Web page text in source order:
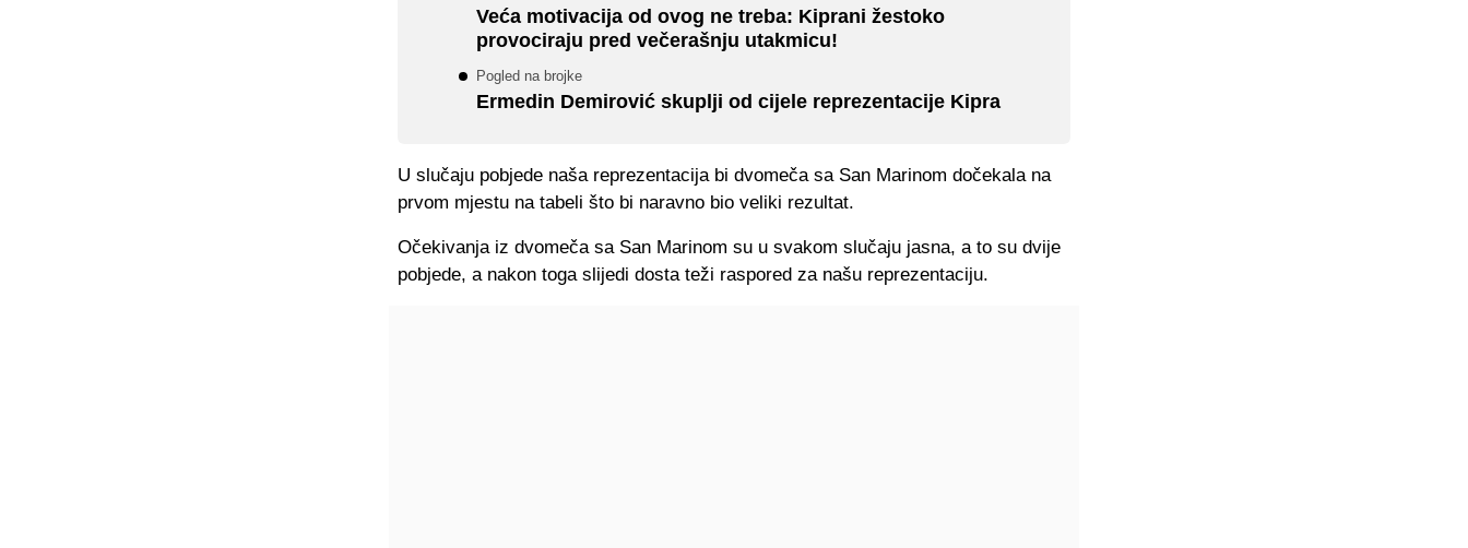
Veća motivacija od ovog ne treba: Kiprani žestoko
provociraju pred večerašnju utakmicu!
Pogled na brojke
Ermedin Demirović skuplji od cijele reprezentacije Kipra
U slučaju pobjede naša reprezentacija bi dvomeča sa San Marinom dočekala na
prvom mjestu na tabeli što bi naravno bio veliki rezultat.
Očekivanja iz dvomeča sa San Marinom su u svakom slučaju jasna, a to su dvije
pobjede, a nakon toga slijedi dosta teži raspored za našu reprezentaciju.